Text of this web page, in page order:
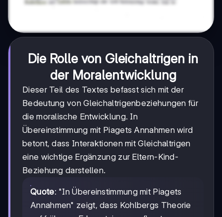
Die Rolle von Gleichaltrigen in
der Moralentwicklung
Dieser Teil des Textes befasst sich mit der
Bedeutung von Gleichaltrigenbeziehungen für
die moralische Entwicklung. In
Übereinstimmung mit Piagets Annahmen wird
betont, dass Interaktionen mit Gleichaltrigen
eine wichtige Ergänzung zur Eltern-Kind-
Beziehung darstellen.
Quote: "In Übereinstimmung mit Piagets
Annahmen" zeigt, dass Kohlbergs Theorie